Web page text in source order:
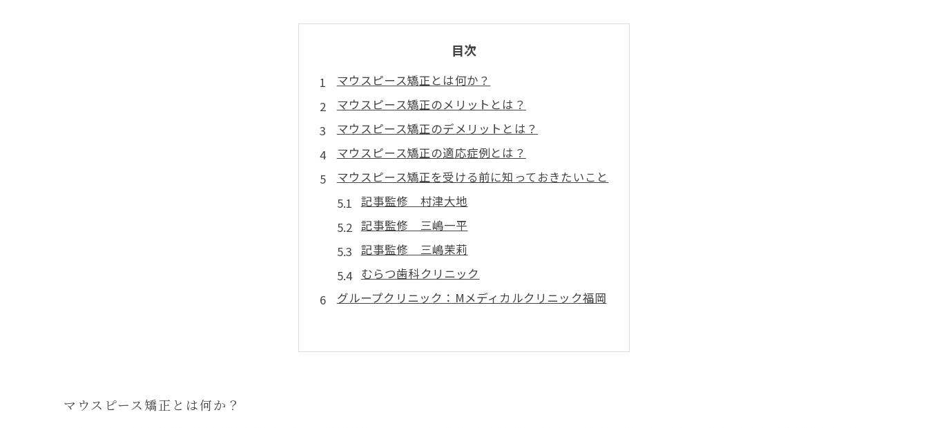
目次
マウスピース矯正とは何か？
マウスピース矯正のメリットとは？
マウスピース矯正のデメリットとは？
マウスピース矯正の適応症例とは？
マウスピース矯正を受ける前に知っておきたいこと
記事監修 村津大地
記事監修 三嶋一平
記事監修 三嶋茉莉
むらつ歯科クリニック
グループクリニック：Mメディカルクリニック福岡
マウスピース矯正とは何か？